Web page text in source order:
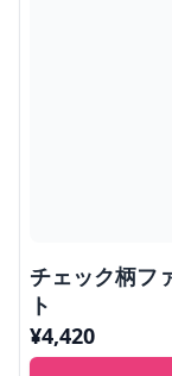
チェック柄フ
ト
¥4,420